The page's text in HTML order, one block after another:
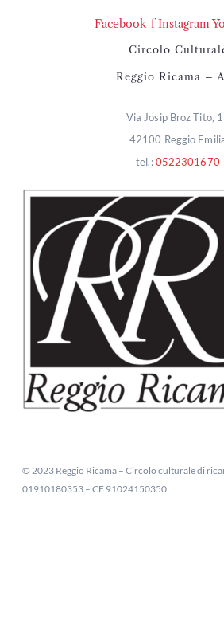
Facebook-f Instagram
Circolo
Reggio Ricama –
Via Josip Broz Tito,
42100 Reggio
tel.:0522301670
© 2023 Reggio Ricama – Circolo culturale di
01910180353 – CF 91024150350